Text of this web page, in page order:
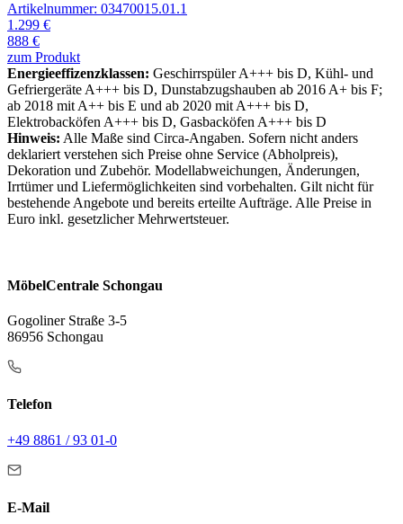
Artikelnummer: 03470015.01.1
1.299 €
888 €
zum Produkt
Energieeffizenzklassen: Geschirrspüler A+++ bis D, Kühl- und
Gefriergeräte A+++ bis D, Dunstabzugshauben ab 2016 A+ bis F;
ab 2018 mit A++ bis E und ab 2020 mit A+++ bis D,
Elektrobacköfen A+++ bis D, Gasbacköfen A+++ bis D
Hinweis: Alle Maße sind Circa-Angaben. Sofern nicht anders
deklariert verstehen sich Preise ohne Service (Abholpreis),
Dekoration und Zubehör. Modellabweichungen, Änderungen,
Irrtümer und Liefermöglichkeiten sind vorbehalten. Gilt nicht für
bestehende Angebote und bereits erteilte Aufträge. Alle Preise in
Euro inkl. gesetzlicher Mehrwertsteuer.
MöbelCentrale Schongau
Gogoliner Straße 3-5
86956 Schongau
Telefon
+49 8861 / 93 01-0
E-Mail